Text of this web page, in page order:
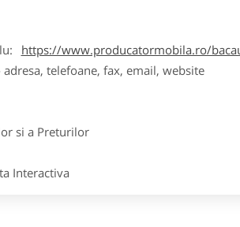
https://www.producatormobila.ro/
telefoane, fax, email, website
si a Preturilor
Interactiva